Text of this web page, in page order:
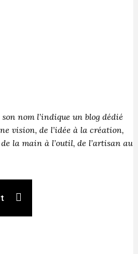
nom l’indique un blog dédié
vision, de l’idée à la création,
la main à l’outil, de l’artisan au